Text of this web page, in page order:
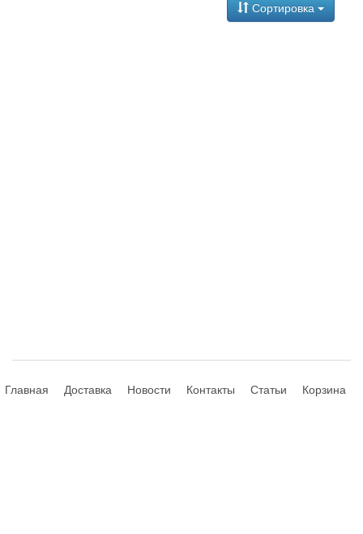
Сортировка
Главная Доставка Новости Контакты Статьи Корзина